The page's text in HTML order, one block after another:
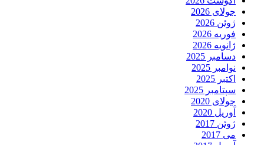
جولای 2026
ژوئن 2026
فوریه 2026
ژانویه 2026
دسامبر 2025
نوامبر 2025
اکتبر 2025
سپتامبر 2025
جولای 2020
آوریل 2020
ژوئن 2017
می 2017